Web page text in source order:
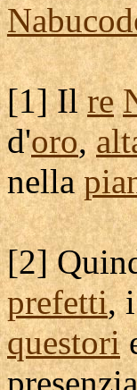
[1] Ilre
d'oro,
nella
[2]
prefetti,
questori